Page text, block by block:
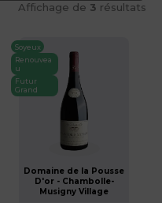
Affichage de 3 résultats
Soyeux
Renouvea
u
Futur
Grand
Domaine de la Pousse
D'or - Chambolle-
Musigny Village